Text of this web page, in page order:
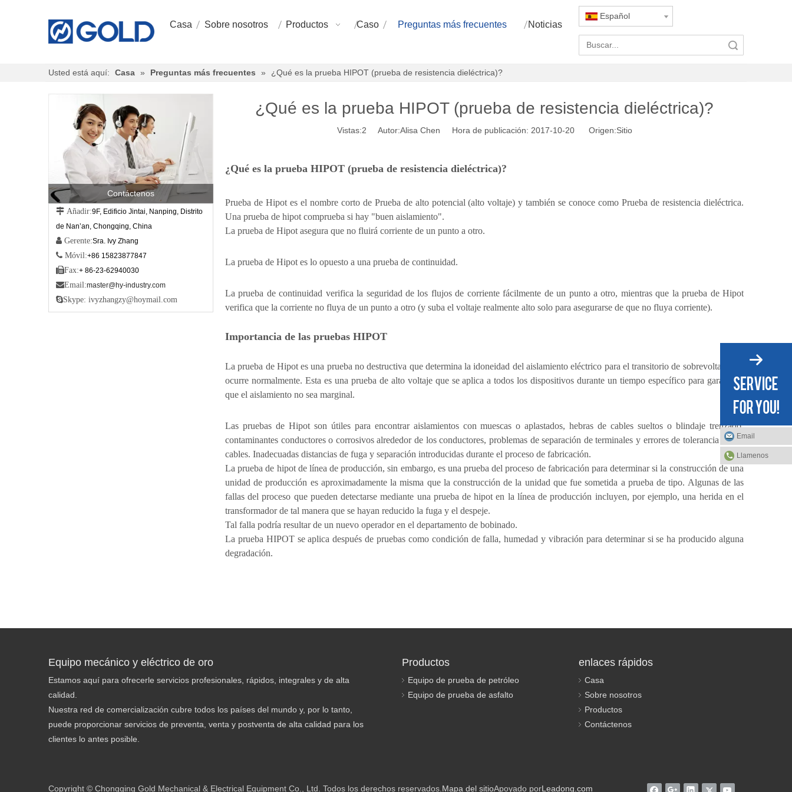
Casa Sobre nosotros Productos Caso Preguntas más frecuentes Noticias
Español
Usted está aquí: Casa » Preguntas más frecuentes » ¿Qué es la prueba HIPOT (prueba de resistencia dieléctrica)?
Contáctenos
 Añadir:9F, Edificio Jintai, Nanping, Distrito
de Nan’an, Chongqing, China
 Gerente:Sra. Ivy Zhang
 Móvil:+86 15823877847
Fax:+ 86-23-62940030
Email:master@hy-industry.com
Skype: ivyzhangzy@hoymail.com
¿Qué es la prueba HIPOT (prueba de resistencia dieléctrica)?
Vistas:2 Autor:Alisa Chen Hora de publicación: 2017-10-20 Origen:Sitio
¿Qué es la prueba HIPOT (prueba de resistencia dieléctrica)?
Prueba de Hipot es el nombre corto de Prueba de alto potencial (alto voltaje) y también se conoce como Prueba de resistencia dieléctrica.
Una prueba de hipot comprueba si hay "buen aislamiento".
La prueba de Hipot asegura que no fluirá corriente de un punto a otro.
La prueba de Hipot es lo opuesto a una prueba de continuidad.
La prueba de continuidad verifica la seguridad de los flujos de corriente fácilmente de un punto a otro, mientras que la prueba de Hipot
verifica que la corriente no fluya de un punto a otro (y suba el voltaje realmente alto solo para asegurarse de que no fluya corriente).
Importancia de las pruebas HIPOT
La prueba de Hipot es una prueba no destructiva que determina la idoneidad del aislamiento eléctrico para el transitorio de sobrevoltaje que
ocurre normalmente. Esta es una prueba de alto voltaje que se aplica a todos los dispositivos durante un tiempo específico para garantizar
que el aislamiento no sea marginal.
Las pruebas de Hipot son útiles para encontrar aislamientos con muescas o aplastados, hebras de cables sueltos o blindaje trenzado,
contaminantes conductores o corrosivos alrededor de los conductores, problemas de separación de terminales y errores de tolerancia en los
cables. Inadecuadas distancias de fuga y separación introducidas durante el proceso de fabricación.
La prueba de hipot de línea de producción, sin embargo, es una prueba del proceso de fabricación para determinar si la construcción de una
unidad de producción es aproximadamente la misma que la construcción de la unidad que fue sometida a prueba de tipo. Algunas de las
fallas del proceso que pueden detectarse mediante una prueba de hipot en la línea de producción incluyen, por ejemplo, una herida en el
transformador de tal manera que se hayan reducido la fuga y el despeje.
Tal falla podría resultar de un nuevo operador en el departamento de bobinado.
La prueba HIPOT se aplica después de pruebas como condición de falla, humedad y vibración para determinar si se ha producido alguna
degradación.
Equipo mecánico y eléctrico de oro
Estamos aquí para ofrecerle servicios profesionales, rápidos, integrales y de alta
calidad.
Nuestra red de comercialización cubre todos los países del mundo y, por lo tanto,
puede proporcionar servicios de preventa, venta y postventa de alta calidad para los
clientes lo antes posible.
Productos
Equipo de prueba de petróleo
Equipo de prueba de asfalto
enlaces rápidos
Casa
Sobre nosotros
Productos
Contáctenos
Copyright © Chongqing Gold Mechanical & Electrical Equipment Co., Ltd. Todos los derechos reservados. Mapa del sitioApoyado porLeadong.com
Email
Llamenos